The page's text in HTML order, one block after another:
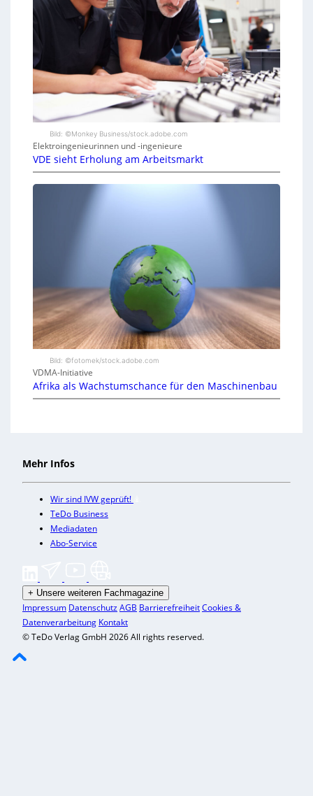
Bild: ©Monkey Business/stock.adobe.com
Elektroingenieurinnen und -ingenieure
VDE sieht Erholung am Arbeitsmarkt
Bild: ©fotomek/stock.adobe.com
VDMA-Initiative
Afrika als Wachstumschance für den Maschinenbau
Mehr Infos
Wir sind IVW geprüft!
TeDo Business
Mediadaten
Abo-Service
+ Unsere weiteren Fachmagazine
Impressum DatenschutzAGB BarrierefreiheitCookies &
Datenverarbeitung Kontakt
© TeDo Verlag GmbH 2026 All rights reserved.